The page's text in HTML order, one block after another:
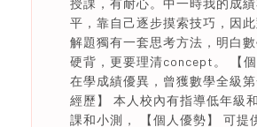
授課，有耐心。中一時我的成
平，靠自己逐步摸索技巧，因此
解題獨有一套思考方法，明白
硬背，更要理清concept。 【
在學成績優異，曾獲數學全級
經歷】 本人校內有指導低年級
課和小測， 【個人優勢】 可提